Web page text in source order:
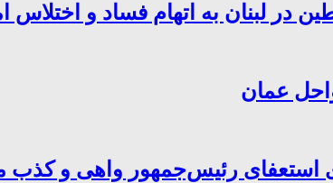
در لبنان به اتهام فساد و اختلاس
عمان
استعفای رئیس‌جمهور واهی و